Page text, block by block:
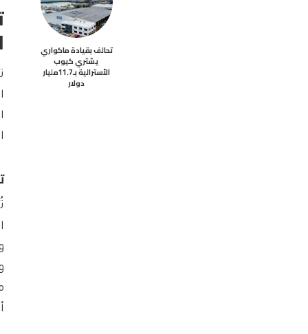
تحالف بقيادة ماكواري
يشتري كيوب
الأسترالية بـ11.7مليار
دولار